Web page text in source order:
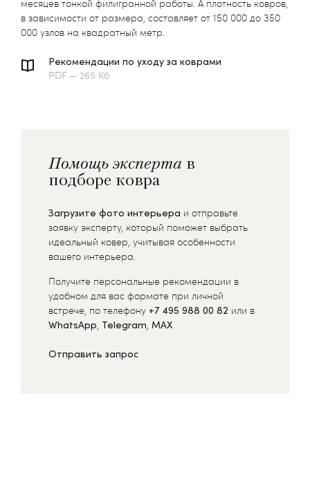
месяцев тонкой филигранной работы. А плотность ковров,
в зависимости от размера, составляет от 150 000 до 350
000 узлов на квадратный метр.
Рекомендации по уходу за коврами
PDF — 265 Кб
Помощь эксперта в
подборе ковра
Загрузите фото интерьера и отправьте
заявку эксперту, который поможет выбрать
идеальный ковер, учитывая особенности
вашего интерьера.
Получите персональные рекомендации в
удобном для вас формате при личной
встрече, по телефону +7 495 988 00 82 или в
WhatsApp, Telegram, MAX
Отправить запрос